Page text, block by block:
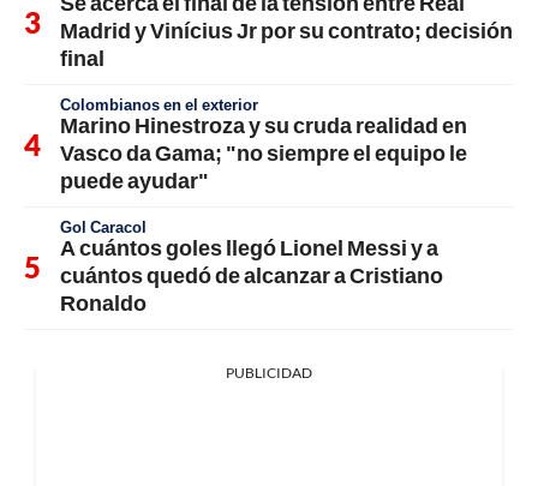
Madrid y Vinícius Jr por su contrato; decisión
final
Colombianos en el exterior
Marino Hinestroza y su cruda realidad en
Vasco da Gama; "no siempre el equipo le
puede ayudar"
Gol Caracol
A cuántos goles llegó Lionel Messi y a
cuántos quedó de alcanzar a Cristiano
Ronaldo
PUBLICIDAD